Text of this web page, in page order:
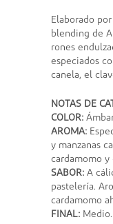
Elaborado
blending de
rones
especiados
canela, el
NOTAS DE
COLOR:
AROMA:
y manzanas
cardamomo y
SABOR: A
pastelería.
cardamomo
FINAL: Medio.